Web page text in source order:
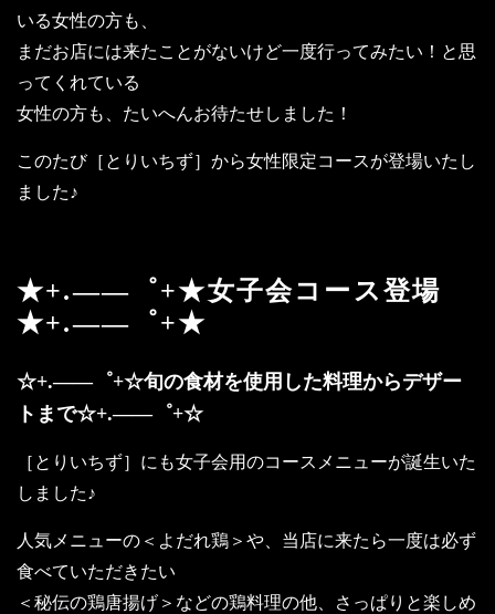
いる女性の方も、
まだお店には来たことがないけど一度行ってみたい！と思
ってくれている
女性の方も、たいへんお待たせしました！
このたび［とりいちず］から女性限定コースが登場いたし
ました♪
★+.――゜+★女子会コース登場
★+.――゜+★
☆+.――゜+☆旬の食材を使用した料理からデザー
トまで☆+.――゜+☆
［とりいちず］にも女子会用のコースメニューが誕生いた
しました♪
人気メニューの＜よだれ鶏＞や、当店に来たら一度は必ず
食べていただきたい
＜秘伝の鶏唐揚げ＞などの鶏料理の他、さっぱりと楽しめ